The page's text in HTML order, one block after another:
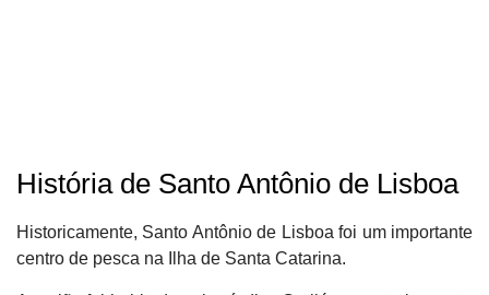
História de Santo Antônio de Lisboa
Historicamente, Santo Antônio de Lisboa foi um importante
centro de pesca na Ilha de Santa Catarina.